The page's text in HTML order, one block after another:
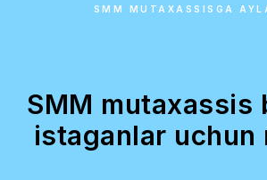
SMM MUTAXASSISGA
SMM mutaxassis
istaganlar uchun